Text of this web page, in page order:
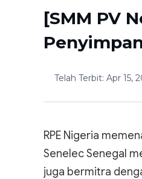
[SMM PV
Telah Terbit: Apr 15,
RPE Nigeria
Senelec Senegal
juga bermitra